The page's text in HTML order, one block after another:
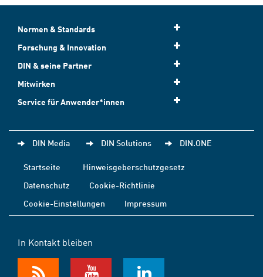
Normen & Standards
Forschung & Innovation
DIN & seine Partner
Mitwirken
Service für Anwender*innen
DIN Media DIN Solutions DIN.ONE
Startseite
Hinweisgeberschutzgesetz
Datenschutz
Cookie-Richtlinie
Cookie-Einstellungen
Impressum
In Kontakt bleiben